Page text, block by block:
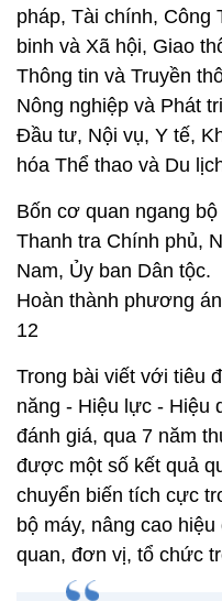
pháp, Tài chính,
binh và Xã hội, Giao
Thông tin và Truyền
Nông nghiệp và Phát
Đầu tư, Nội vụ, Y tế,
hóa Thể thao và Du
Bốn cơ quan ngang
Thanh tra Chính phủ,
Nam, Ủy ban Dân tộc.
Hoàn thành phương
12
Trong bài viết với tiêu
năng - Hiệu lực - Hiệu
đánh giá, qua 7 năm
được một số kết quả
chuyển biến tích cực
bộ máy, nâng cao
quan, đơn vị, tổ chức